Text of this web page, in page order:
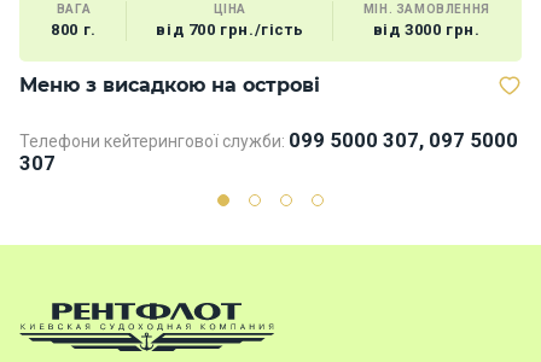
ВАГА
800 г.
ЦІНА
від 700 грн./гість
МІН. ЗАМОВЛЕННЯ
від 3000 грн.
Меню з висадкою на острові
Телефони кейтерингової служби: 099 5000 307, 097 5000
307